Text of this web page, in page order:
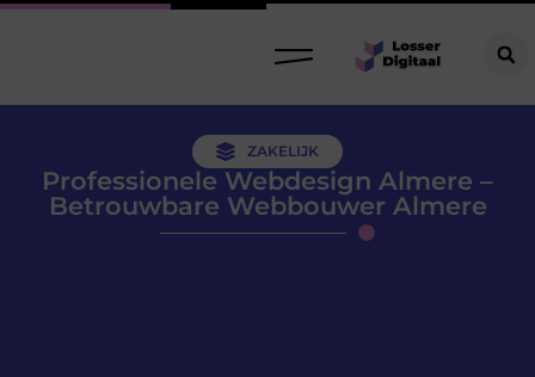
ZAKELIJK
Professionele Webdesign Almere –
Betrouwbare Webbouwer Almere